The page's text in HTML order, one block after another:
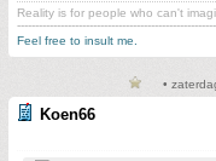
Reality is for people who can't
Feel free to insult me.
•
Koen66